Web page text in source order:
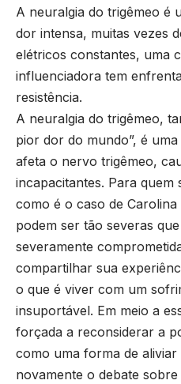
A neuralgia do trigêmeo é
dor intensa, muitas vezes
elétricos constantes, uma
influenciadora tem
resistência.
A neuralgia do trigêmeo,
pior dor do mundo”, é
afeta o nervo trigêmeo,
incapacitantes. Para quem
como é o caso de
podem ser tão severas
severamente
compartilhar sua
o que é viver com um
insuportável. Em meio a
forçada a reconsiderar a
como uma forma de
novamente o debate